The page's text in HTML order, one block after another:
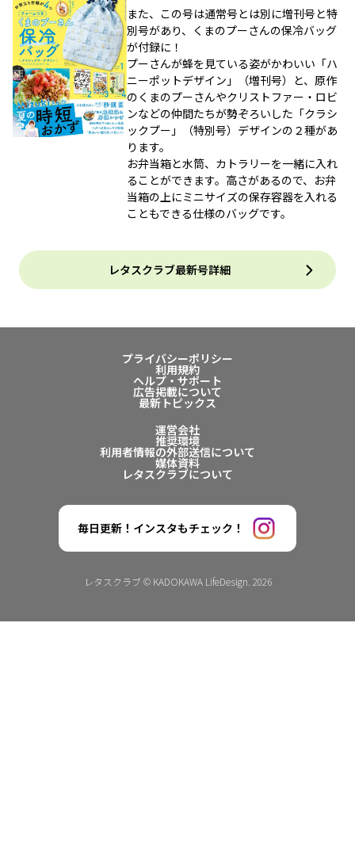
また、この号は通常号とは別に増刊号と特
別号があり、くまのプーさんの保冷バッグ
が付録に！
プーさんが蜂を見ている姿がかわいい「ハ
ニーポットデザイン」（増刊号）と、原作
のくまのプーさんやクリストファー・ロビ
ンなどの仲間たちが勢ぞろいした「クラシ
ックプー」（特別号）デザインの２種があ
ります。
お弁当箱と水筒、カトラリーを一緒に入れ
ることができます。高さがあるので、お弁
当箱の上にミニサイズの保存容器を入れる
こともできる仕様のバッグです。
レタスクラブ最新号詳細
プライバシーポリシー
利用規約
ヘルプ・サポート
広告掲載について
最新トピックス
運営会社
推奨環境
利用者情報の外部送信について
媒体資料
レタスクラブについて
毎日更新！インスタもチェック！
レタスクラブ © KADOKAWA LifeDesign. 2026